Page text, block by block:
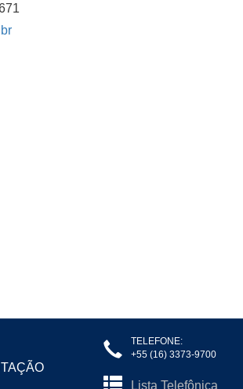
TELEFONE:
+55 (16) 3373-9700
Lista Telefônica